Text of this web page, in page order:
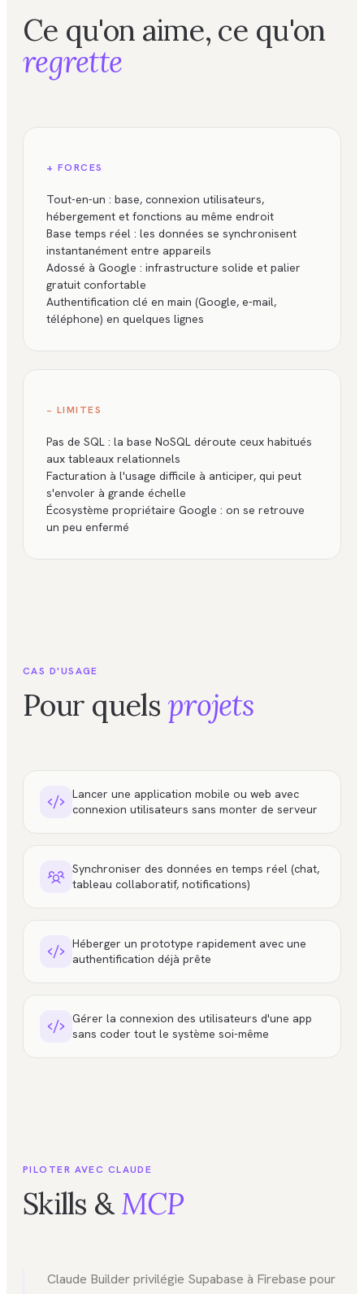
Ce qu'on aime, ce qu'on
regrette
+ FORCES
Tout-en-un : base, connexion utilisateurs,
hébergement et fonctions au même endroit
Base temps réel : les données se synchronisent
instantanément entre appareils
Adossé à Google : infrastructure solide et palier
gratuit confortable
Authentification clé en main (Google, e-mail,
téléphone) en quelques lignes
− LIMITES
Pas de SQL : la base NoSQL déroute ceux habitués
aux tableaux relationnels
Facturation à l'usage difficile à anticiper, qui peut
s'envoler à grande échelle
Écosystème propriétaire Google : on se retrouve
un peu enfermé
CAS D'USAGE
Pour quelsprojets
Lancer une application mobile ou web avec
connexion utilisateurs sans monter de serveur
Synchroniser des données en temps réel (chat,
tableau collaboratif, notifications)
Héberger un prototype rapidement avec une
authentification déjà prête
Gérer la connexion des utilisateurs d'une app
sans coder tout le système soi-même
PILOTER AVEC CLAUDE
Skills &MCP
Claude Builder privilégie Supabase à Firebase pour